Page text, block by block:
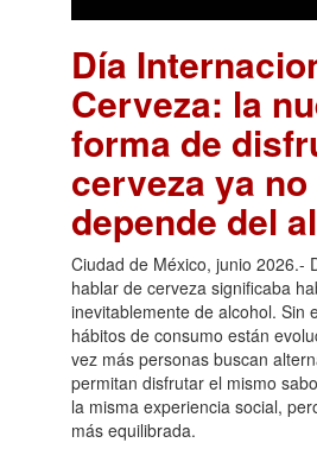
Día
Cerveza: la
forma de
cerveza ya no
depende del
Ciudad de México, junio 2026.-
hablar de cerveza significaba
inevitablemente de alcohol. Sin
hábitos de consumo están
vez más personas buscan
permitan disfrutar el mismo
la misma experiencia social,
más equilibrada.